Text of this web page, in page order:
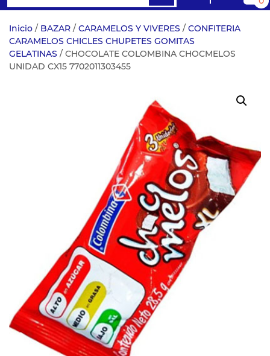
Inicio / BAZAR / CARAMELOS Y VIVERES / CONFITERIA
CARAMELOS CHICLES CHUPETES GOMITAS
GELATINAS / CHOCOLATE COLOMBINA CHOCMELOS
UNIDAD CX15 7702011303455